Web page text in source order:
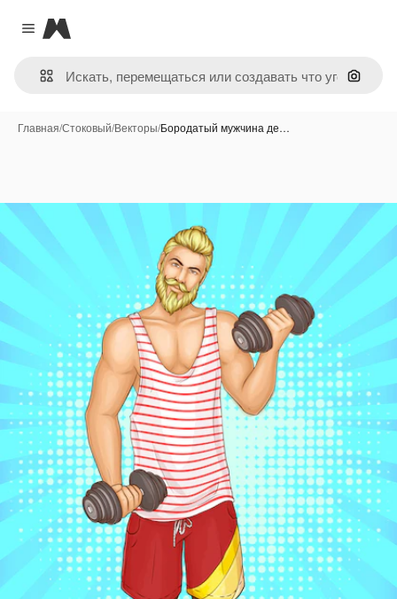
Close menu
Magnific
Поиск
Главная/Стоковый/Векторы/Бородатый мужчина де…